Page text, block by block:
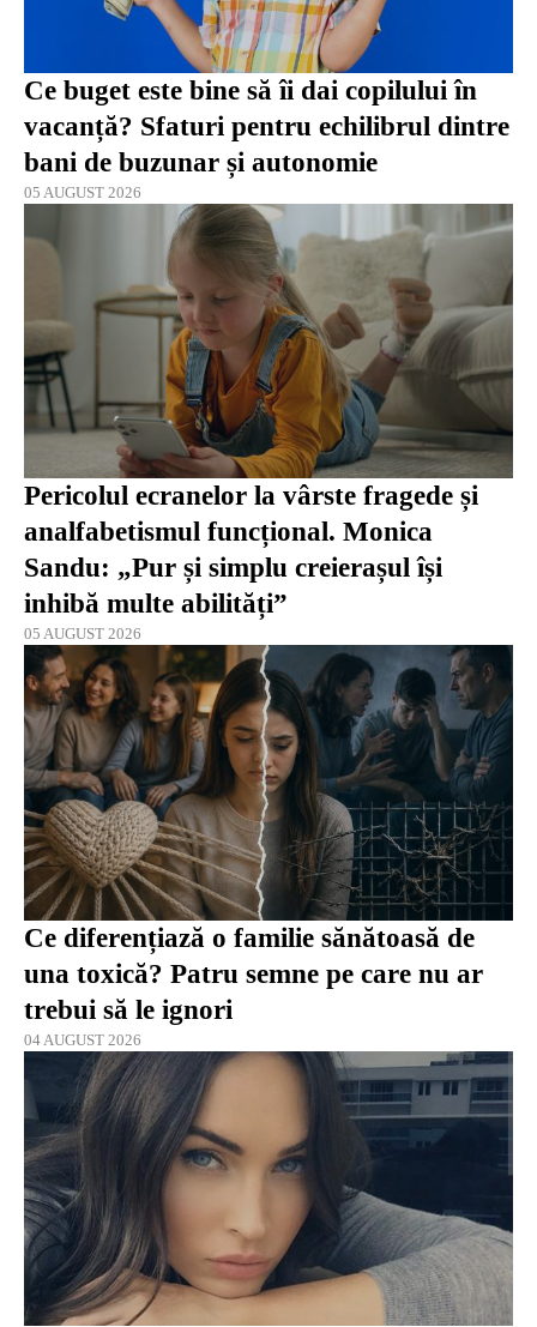
Ce buget este bine să îi dai copilului în
vacanță? Sfaturi pentru echilibrul dintre
bani de buzunar și autonomie
05 AUGUST 2026
Pericolul ecranelor la vârste fragede și
analfabetismul funcțional. Monica
Sandu: „Pur și simplu creierașul își
inhibă multe abilități”
05 AUGUST 2026
Ce diferențiază o familie sănătoasă de
una toxică? Patru semne pe care nu ar
trebui să le ignori
04 AUGUST 2026